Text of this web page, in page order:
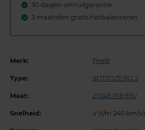
30 dagen omruilgarantie
3 maanden gratis herbalanceren
Merk: Pirelli
Type: SOTTOZERO 2
Maat: 215/45 R18 93V
Snelheid: V (t/m 240 km/u)